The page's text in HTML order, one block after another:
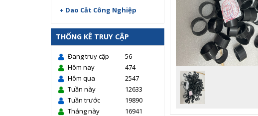
+ Dao Cắt Công Nghiệp
THỐNG KÊ TRUY CẬP
Đang truy cập
56
Hôm nay
474
Hôm qua
2547
Tuần này
12633
Tuần trước
19890
Tháng này
16941